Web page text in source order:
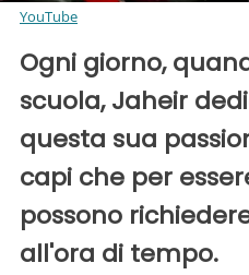
YouTube
Ogni giorno,
scuola, Jaheir
questa sua
capi che per
possono
all'ora di tempo.